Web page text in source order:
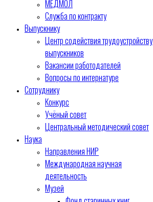
МЕДМОЛ
Служба по контракту
Выпускнику
Центр содействия трудоустройству
выпускников
Вакансии работодателей
Вопросы по интернатуре
Сотруднику
Конкурс
Учёный совет
Центральный методический совет
Наука
Направления НИР
Международная научная
деятельность
Музей